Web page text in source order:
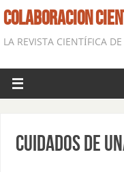
COLABORACION
LA REVISTA CIENTÍFICA
Cuidados de